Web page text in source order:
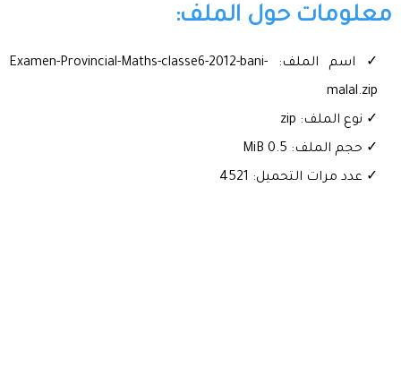
معلومات حول الملف:
✓ اسم الملف: Examen-Provincial-Maths-classe6-2012-bani-
malal.zip
✓ نوع الملف: zip
✓ حجم الملف: 0.5 MiB
✓ عدد مرات التحميل: 4521